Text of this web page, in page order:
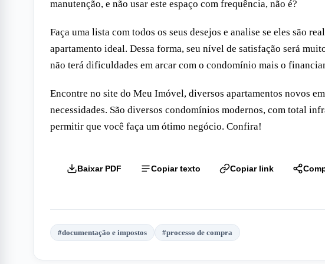
manutenção, e não usar este espaço com frequência, não é?
Faça uma lista com todos os seus desejos e analise se eles são
apartamento ideal. Dessa forma, seu nível de satisfação será
não terá dificuldades em arcar com o condomínio mais o
Encontre no site do Meu Imóvel, diversos apartamentos novos
necessidades. São diversos condomínios modernos, com total
permitir que você faça um ótimo negócio. Confira!
Baixar PDF Copiar texto Copiar link
#documentação e impostos #processo de compra